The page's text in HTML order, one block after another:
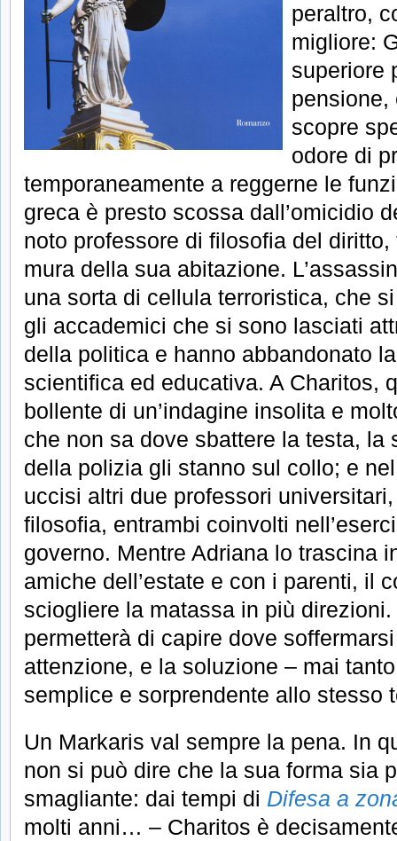
peraltro,
migliore:
superiore
pensione,
scopre
odore di
temporaneamente a reggerne le
greca è presto scossa dall’omicidio
noto professore di filosofia del
mura della sua abitazione.
una sorta di cellula terroristica, che
gli accademici che si sono lasciati
della politica e hanno abbandonato
scientifica ed educativa. A Charitos,
bollente di un’indagine insolita e
che non sa dove sbattere la testa, la
della polizia gli stanno sul collo; e
uccisi altri due professori
filosofia, entrambi coinvolti
governo. Mentre Adriana lo trascina
amiche dell’estate e con i parenti, il
sciogliere la matassa in più
permetterà di capire dove
attenzione, e la soluzione – mai
semplice e sorprendente allo stesso
Un Markaris val sempre la pena. In
non si può dire che la sua forma sia
smagliante: dai tempi di Difesa a
molti anni… – Charitos è